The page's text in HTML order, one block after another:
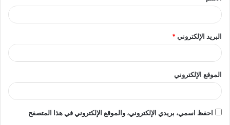
البريد الإلكتروني*
الموقع الإلكتروني
احفظ اسمي، بريدي الإلكتروني، والموقع الإلكتروني في هذا المتصفح